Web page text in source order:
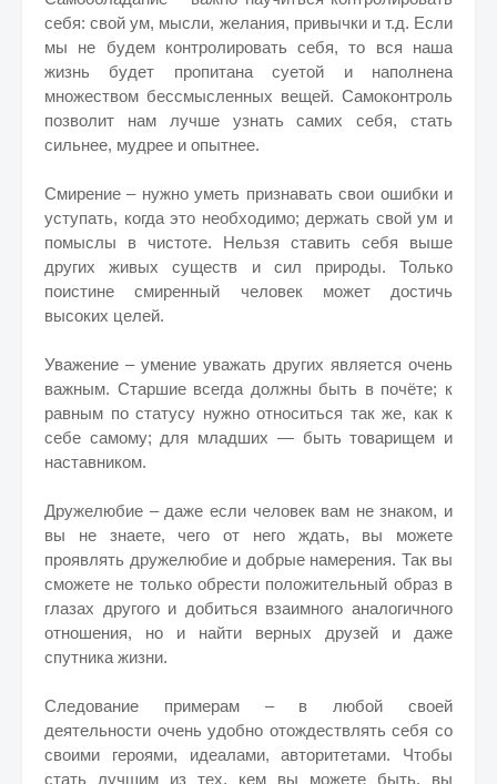
себя: свой ум, мысли, желания, привычки и т.д. Если
мы не будем контролировать себя, то вся наша
жизнь будет пропитана суетой и наполнена
множеством бессмысленных вещей. Самоконтроль
позволит нам лучше узнать самих себя, стать
сильнее, мудрее и опытнее.
Смирение – нужно уметь признавать свои ошибки и
уступать, когда это необходимо; держать свой ум и
помыслы в чистоте. Нельзя ставить себя выше
других живых существ и сил природы. Только
поистине смиренный человек может достичь
высоких целей.
Уважение – умение уважать других является очень
важным. Старшие всегда должны быть в почёте; к
равным по статусу нужно относиться так же, как к
себе самому; для младших — быть товарищем и
наставником.
Дружелюбие – даже если человек вам не знаком, и
вы не знаете, чего от него ждать, вы можете
проявлять дружелюбие и добрые намерения. Так вы
сможете не только обрести положительный образ в
глазах другого и добиться взаимного аналогичного
отношения, но и найти верных друзей и даже
спутника жизни.
Следование примерам – в любой своей
деятельности очень удобно отождествлять себя со
своими героями, идеалами, авторитетами. Чтобы
стать лучшим из тех, кем вы можете быть, вы